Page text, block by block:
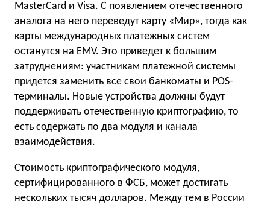
MasterCard и Visa. С появлением отечественного
аналога на него переведут карту «Мир», тогда как
карты международных платежных систем
останутся на EMV. Это приведет к большим
затруднениям: участникам платежной системы
придется заменить все свои банкоматы и POS-
терминалы. Новые устройства должны будут
поддерживать отечественную криптографию, то
есть содержать по два модуля и канала
взаимодействия.
Стоимость криптографического модуля,
сертифицированного в ФСБ, может достигать
нескольких тысяч долларов. Между тем в России